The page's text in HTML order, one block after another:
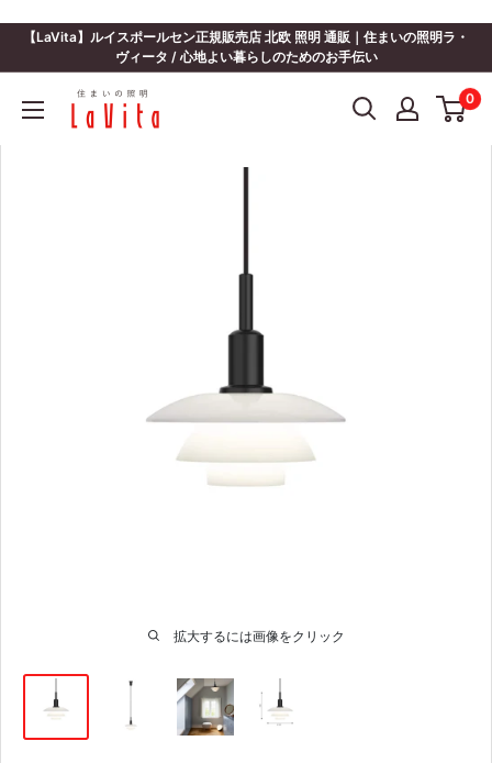
ツ
【LaVita】ルイスポールセン正規販売店 北欧 照明 通販｜住まいの照明ラ・
ヴィータ / 心地よい暮らしのためのお手伝い
住
0
拡大するには画像をクリック